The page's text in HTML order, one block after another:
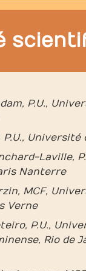
P.U.,
Université
Laville,
Nanterre
MCF,
Verne
P.U.,
Rio de